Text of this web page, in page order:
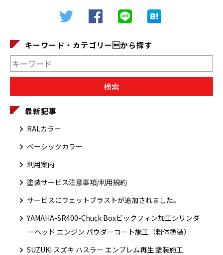
キーワード・カテゴリーから探す
最新記事
RALカラー
ベーシックカラー
利用案内
塗装サービス注意事項/利用規約
サービスにウェットブラストが追加されました。
YAMAHA-SR400-Chuck Boxビックフィン加工シリンダ
ーヘッド エンジン パウダーコート施工（粉体塗装）
SUZUKI スズキ ハスラー エンブレム再生 塗装施工